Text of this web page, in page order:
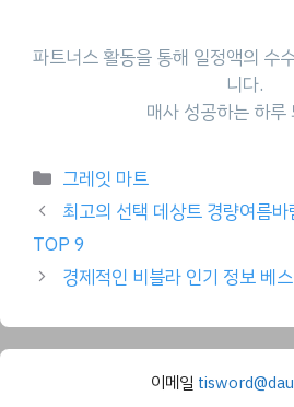
파트너스 활동을 통해 일정액의 수
니다.
매사 성공하는 하루
Categories
그레잇 마트
최고의 선택 데상트 경량여름
TOP 9
경제적인 비블라 인기 정보 베
이메일